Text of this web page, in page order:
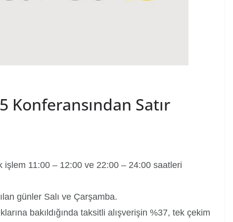
Konferansından Satır
işlem 11:00 – 12:00 ve 22:00 – 24:00 saatleri
günler Salı ve Çarşamba.
bakıldığında taksitli alışverişin %37, tek çekim